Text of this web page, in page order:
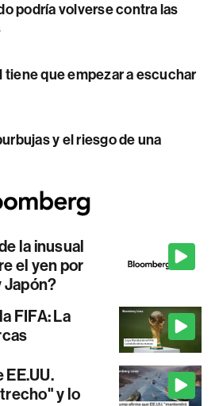
podría volverse contra las
tiene que empezar a escuchar
y el riesgo de una
la inusual
el yen por
Japón?
FIFA: La
y lo